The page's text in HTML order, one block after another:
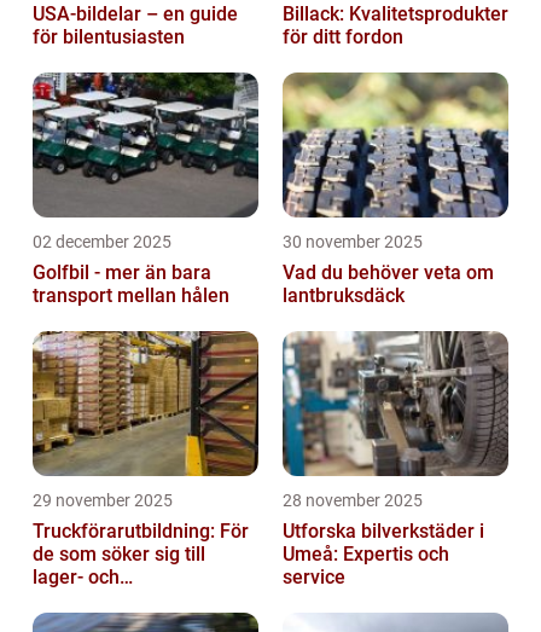
USA-bildelar – en guide
för bilentusiasten
Billack: Kvalitetsprodukter
för ditt fordon
02 december 2025
Golfbil - mer än bara
transport mellan hålen
30 november 2025
Vad du behöver veta om
lantbruksdäck
29 november 2025
Truckförarutbildning: För
de som söker sig till
lager- och
28 november 2025
Utforska bilverkstäder i
Umeå: Expertis och
service